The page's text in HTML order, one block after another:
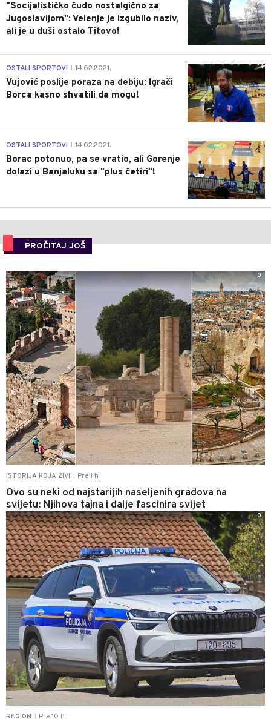
"Socijalističko čudo nostalgično za
Jugoslavijom": Velenje je izgubilo naziv,
ali je u duši ostalo Titovo!
1
OSTALI SPORTOVI 14.02.2021.
Vujović poslije poraza na debiju: Igrači
Borca kasno shvatili da mogu!
3
OSTALI SPORTOVI 14.02.2021.
Borac potonuo, pa se vratio, ali Gorenje
dolazi u Banjaluku sa "plus četiri"!
PROČITAJ JOŠ
ISTORIJA KOJA ŽIVI Pre 1 h
Ovo su neki od najstarijih naseljenih gradova na
svijetu: Njihova tajna i dalje fascinira svijet
0
REGION Pre 10 h
0